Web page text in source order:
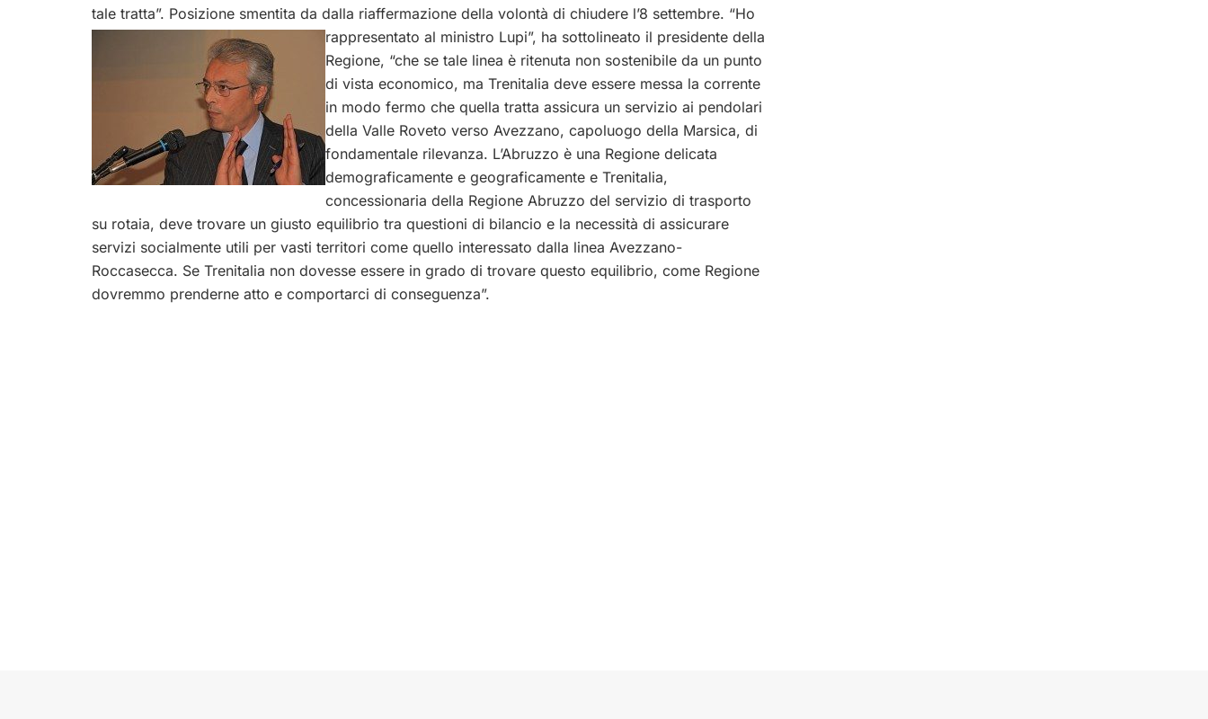
tale tratta”. Posizione smentita da dalla riaffermazione della volontà di chiudere l’8 settembre. “Ho
rappresentato al ministro Lupi”, ha sottolineato il presidente della
Regione, “che se tale linea è ritenuta non sostenibile da un punto
di vista economico, ma Trenitalia deve essere messa la corrente
in modo fermo che quella tratta assicura un servizio ai pendolari
della Valle Roveto verso Avezzano, capoluogo della Marsica, di
fondamentale rilevanza. L’Abruzzo è una Regione delicata
demograficamente e geograficamente e Trenitalia,
concessionaria della Regione Abruzzo del servizio di trasporto
su rotaia, deve trovare un giusto equilibrio tra questioni di bilancio e la necessità di assicurare
servizi socialmente utili per vasti territori come quello interessato dalla linea Avezzano-
Roccasecca. Se Trenitalia non dovesse essere in grado di trovare questo equilibrio, come Regione
dovremmo prenderne atto e comportarci di conseguenza”.